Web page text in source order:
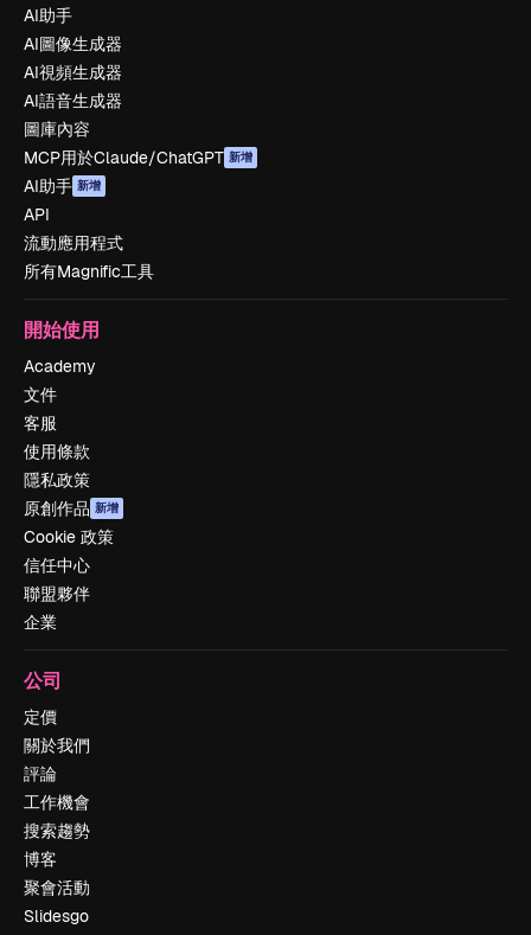
AI助手
AI圖像生成器
AI視頻生成器
AI語音生成器
圖庫內容
MCP用於Claude/ChatGPT 新增
AI助手 新增
API
流動應用程式
所有Magnific工具
開始使用
Academy
文件
客服
使用條款
隱私政策
原創作品 新增
Cookie 政策
信任中心
聯盟夥伴
企業
公司
定價
關於我們
評論
工作機會
搜索趨勢
博客
聚會活動
Slidesgo